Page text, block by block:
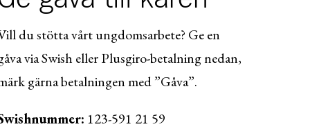
du stötta vårt ungdomsarbete? Ge en
via Swish eller Plusgiro-betalning nedan,
gärna betalningen med ”Gåva”.
123-591 21 59